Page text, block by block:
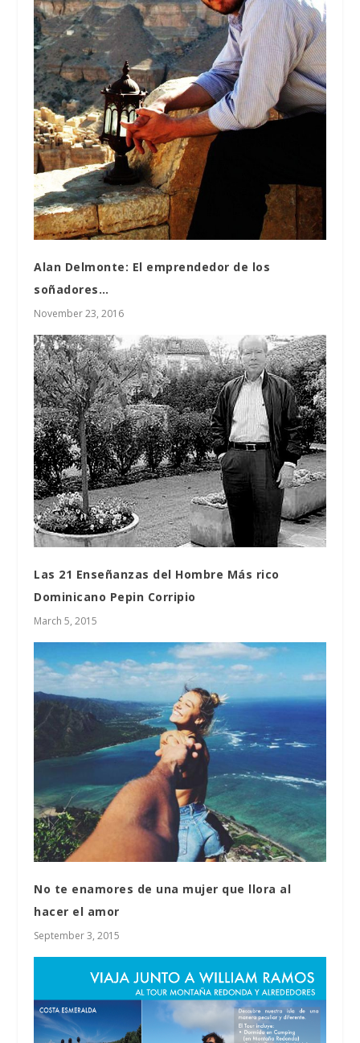
Alan Delmonte: El emprendedor de los
soñadores…
November 23, 2016
Las 21 Enseñanzas del Hombre Más rico
Dominicano Pepin Corripio
March 5, 2015
No te enamores de una mujer que llora al
hacer el amor
September 3, 2015